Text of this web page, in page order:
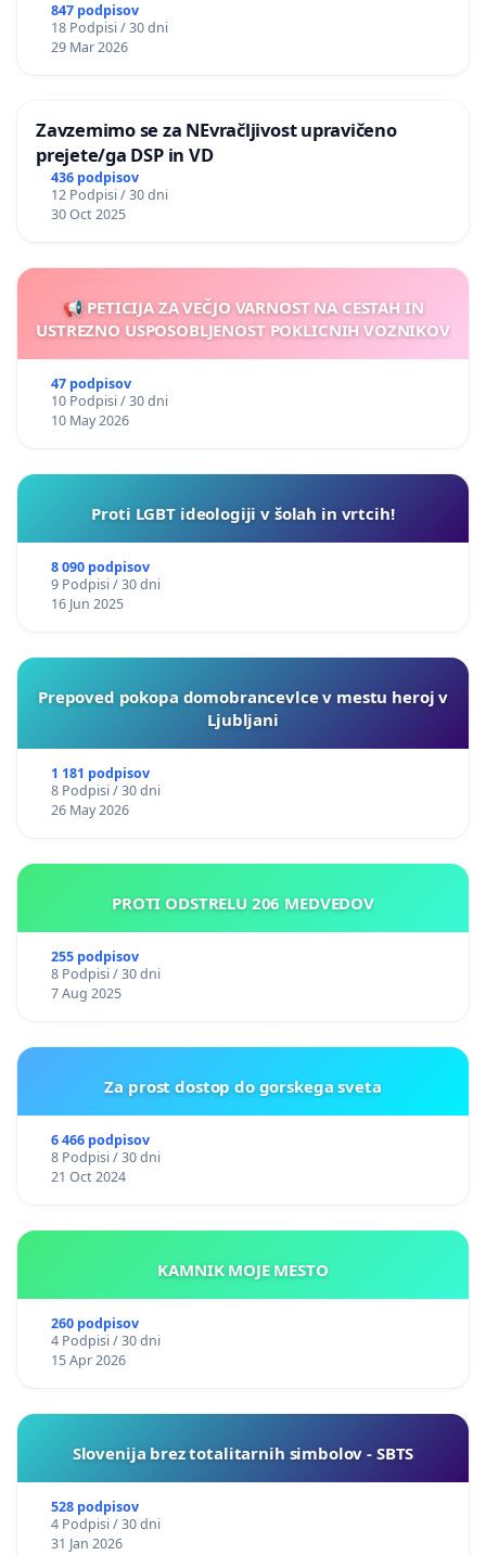
847 podpisov
18 Podpisi / 30 dni
29 Mar 2026
Zavzemimo se za NEvračljivost upravičeno
prejete/ga DSP in VD
436 podpisov
12 Podpisi / 30 dni
30 Oct 2025
📢 PETICIJA ZA VEČJO VARNOST NA CESTAH IN
USTREZNO USPOSOBLJENOST POKLICNIH VOZNIKOV
47 podpisov
10 Podpisi / 30 dni
10 May 2026
Proti LGBT ideologiji v šolah in vrtcih!
8 090 podpisov
9 Podpisi / 30 dni
16 Jun 2025
Prepoved pokopa domobrancevlce v mestu heroj v
Ljubljani
1 181 podpisov
8 Podpisi / 30 dni
26 May 2026
PROTI ODSTRELU 206 MEDVEDOV
255 podpisov
8 Podpisi / 30 dni
7 Aug 2025
Za prost dostop do gorskega sveta
6 466 podpisov
8 Podpisi / 30 dni
21 Oct 2024
KAMNIK MOJE MESTO
260 podpisov
4 Podpisi / 30 dni
15 Apr 2026
Slovenija brez totalitarnih simbolov - SBTS
528 podpisov
4 Podpisi / 30 dni
31 Jan 2026